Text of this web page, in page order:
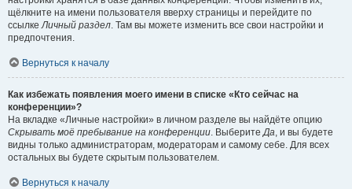
щёлкните на имени пользователя вверху страницы и перейдите по
ссылкеЛичный раздел. Там вы можете изменить все свои настройки и
предпочтения.
Вернуться к началу
Как избежать появления моего имени в списке «Кто сейчас на
конференции»?
На вкладке «Личные настройки» в личном разделе вы найдёте опцию
Скрывать моё пребывание на конференции. ВыберитеДа, и вы будете
видны только администраторам, модераторам и самому себе. Для всех
остальных вы будете скрытым пользователем.
Вернуться к началу